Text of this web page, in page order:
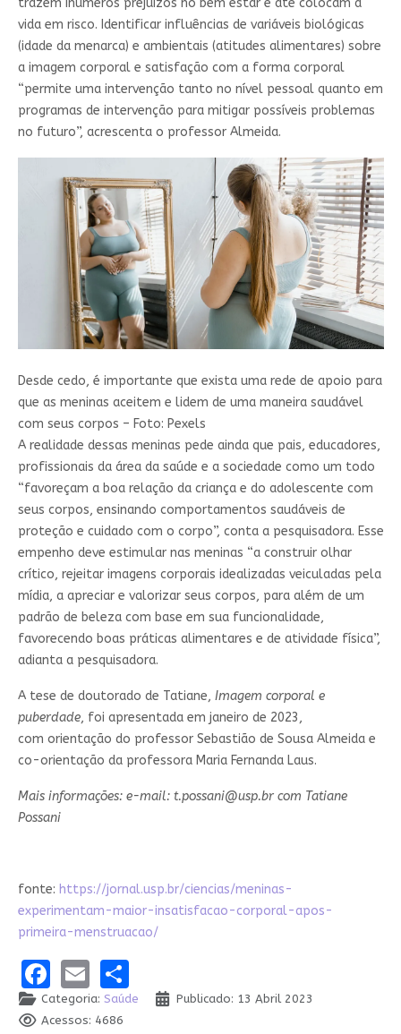
vida em risco. Identificar influências de variáveis biológicas
(idade da menarca) e ambientais (atitudes alimentares) sobre
a imagem corporal e satisfação com a forma corporal
“permite uma intervenção tanto no nível pessoal quanto em
programas de intervenção para mitigar possíveis problemas
no futuro”, acrescenta o professor Almeida.
Desde cedo, é importante que exista uma rede de apoio para
que as meninas aceitem e lidem de uma maneira saudável
com seus corpos – Foto: Pexels
A realidade dessas meninas pede ainda que pais, educadores,
profissionais da área da saúde e a sociedade como um todo
“favoreçam a boa relação da criança e do adolescente com
seus corpos, ensinando comportamentos saudáveis de
proteção e cuidado com o corpo”, conta a pesquisadora. Esse
empenho deve estimular nas meninas “a construir olhar
crítico, rejeitar imagens corporais idealizadas veiculadas pela
mídia, a apreciar e valorizar seus corpos, para além de um
padrão de beleza com base em sua funcionalidade,
favorecendo boas práticas alimentares e de atividade física”,
adianta a pesquisadora.
A tese de doutorado de Tatiane, Imagem corporal e
puberdade, foi apresentada em janeiro de 2023,
com orientação do professor Sebastião de Sousa Almeida e
co-orientação da professora Maria Fernanda Laus.
Mais informações: e-mail: t.possani@usp.brcom Tatiane
Possani
fonte: https://jornal.usp.br/ciencias/meninas-
experimentam-maior-insatisfacao-corporal-apos-
primeira-menstruacao/
Facebook
EmailShare
Categoria: Saúde
Publicado: 13 Abril 2023
Acessos: 4686